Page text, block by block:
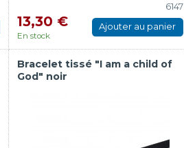
6147
13,30 €
En stock
Ajouter au panier
Bracelet tissé "I am a child of
God" noir